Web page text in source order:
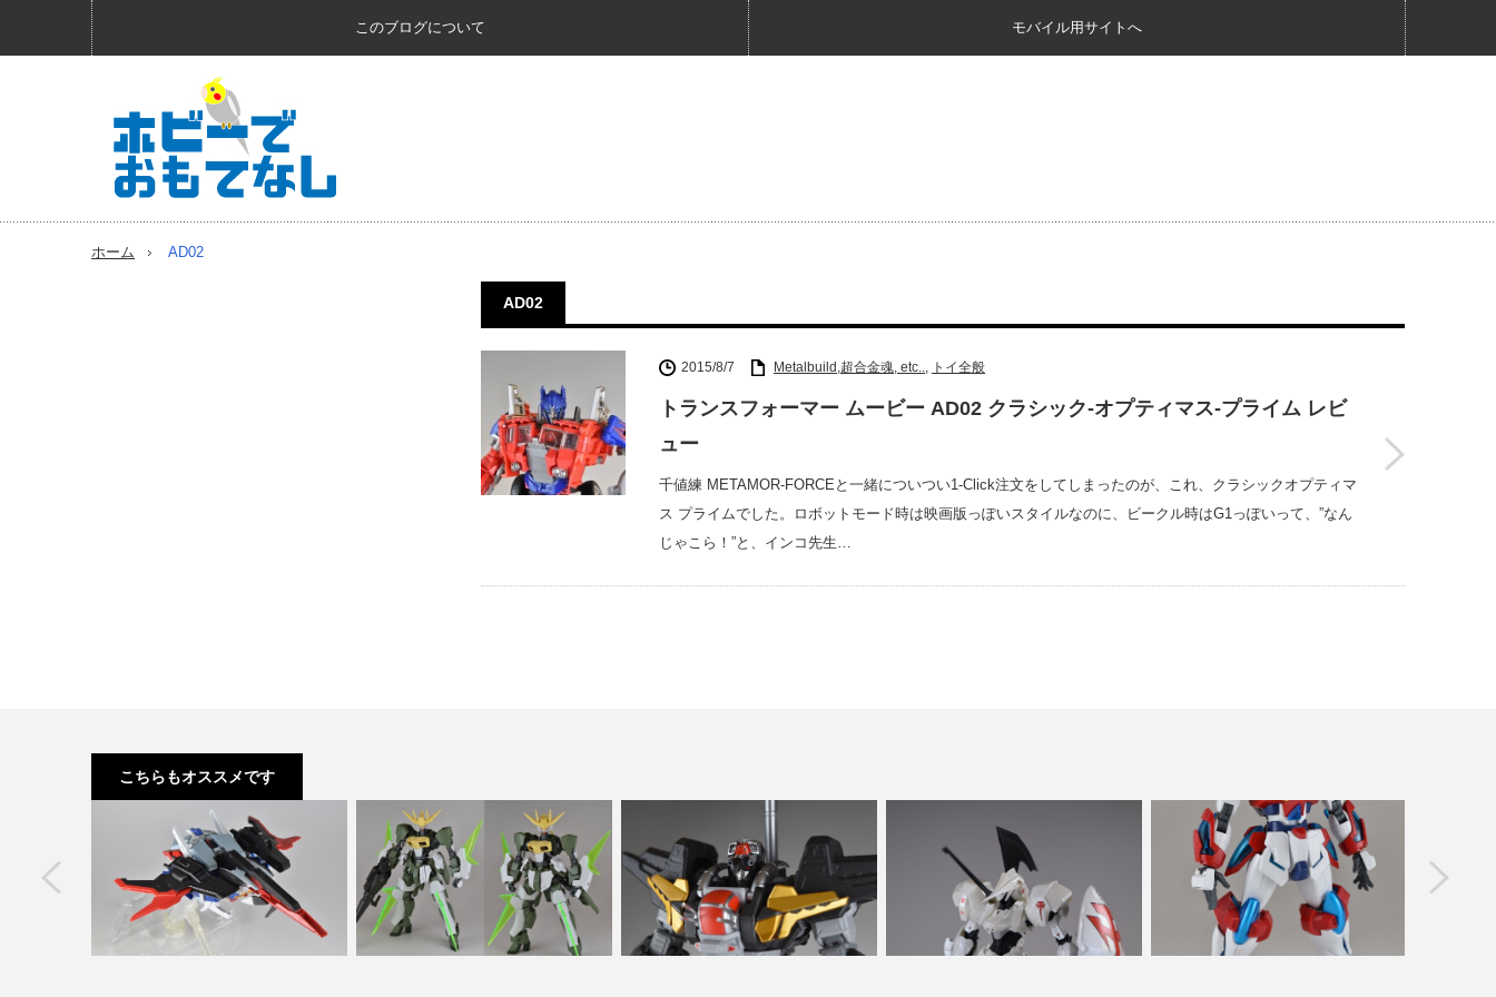
このブログについて モバイル用サイトへ
ホーム AD02
AD02
2015/8/7 Metalbuild,超合金魂, etc.., トイ全般
トランスフォーマー ムービー AD02 クラシック-オプティマス-プライム レビ
ュー
千値練 METAMOR-FORCEと一緒についつい1-Click注文をしてしまったのが、これ、クラシックオプティマ
ス プライムでした。ロボットモード時は映画版っぽいスタイルなのに、ビークル時はG1っぽいって、”なん
じゃこら！”と、インコ先生…
こちらもオススメです